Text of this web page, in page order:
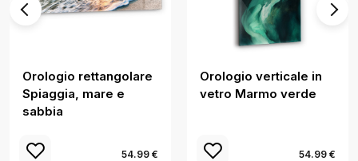
Orologio rettangolare
Spiaggia, mare e
sabbia
54.99 €
Orologio verticale in
vetro Marmo verde
54.99 €